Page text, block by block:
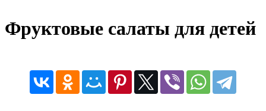
Фруктовые салаты для детей